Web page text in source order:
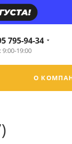
795-94-34
19:00
О